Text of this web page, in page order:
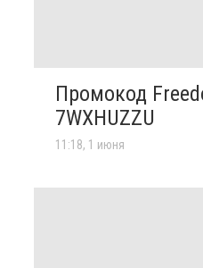
Промокод
7WXHUZZU
11:18, 1 июня